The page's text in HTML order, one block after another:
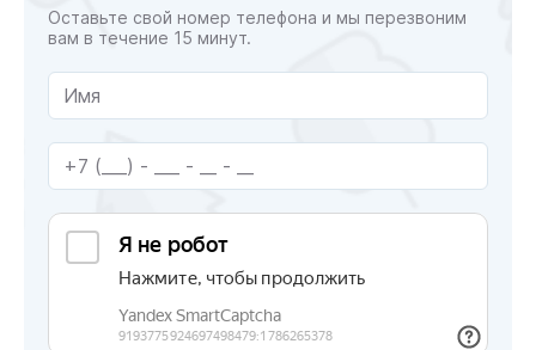
Оставьте свой номер телефона и мы перезвоним
вам в течение 15 минут.